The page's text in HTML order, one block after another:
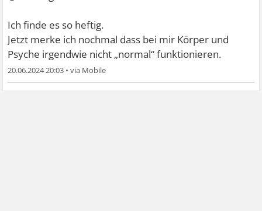
Ich finde es so heftig.
Jetzt merke ich nochmal dass bei mir Körper und
Psyche irgendwie nicht „normal“ funktionieren.
20.06.2024 20:03 •